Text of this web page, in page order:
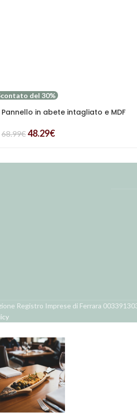
del 30%
Pannello in abete intagliato e MDF
68.99€48.29€
Registro Imprese di Ferrara